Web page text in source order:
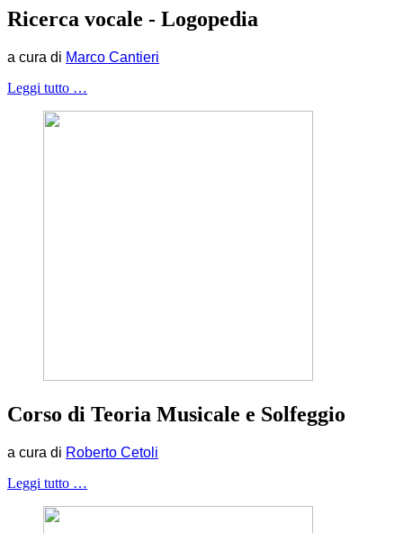
Ricerca vocale - Logopedia
a cura di Marco Cantieri
Leggi tutto …
Corso di Teoria Musicale e Solfeggio
a cura di Roberto Cetoli
Leggi tutto …